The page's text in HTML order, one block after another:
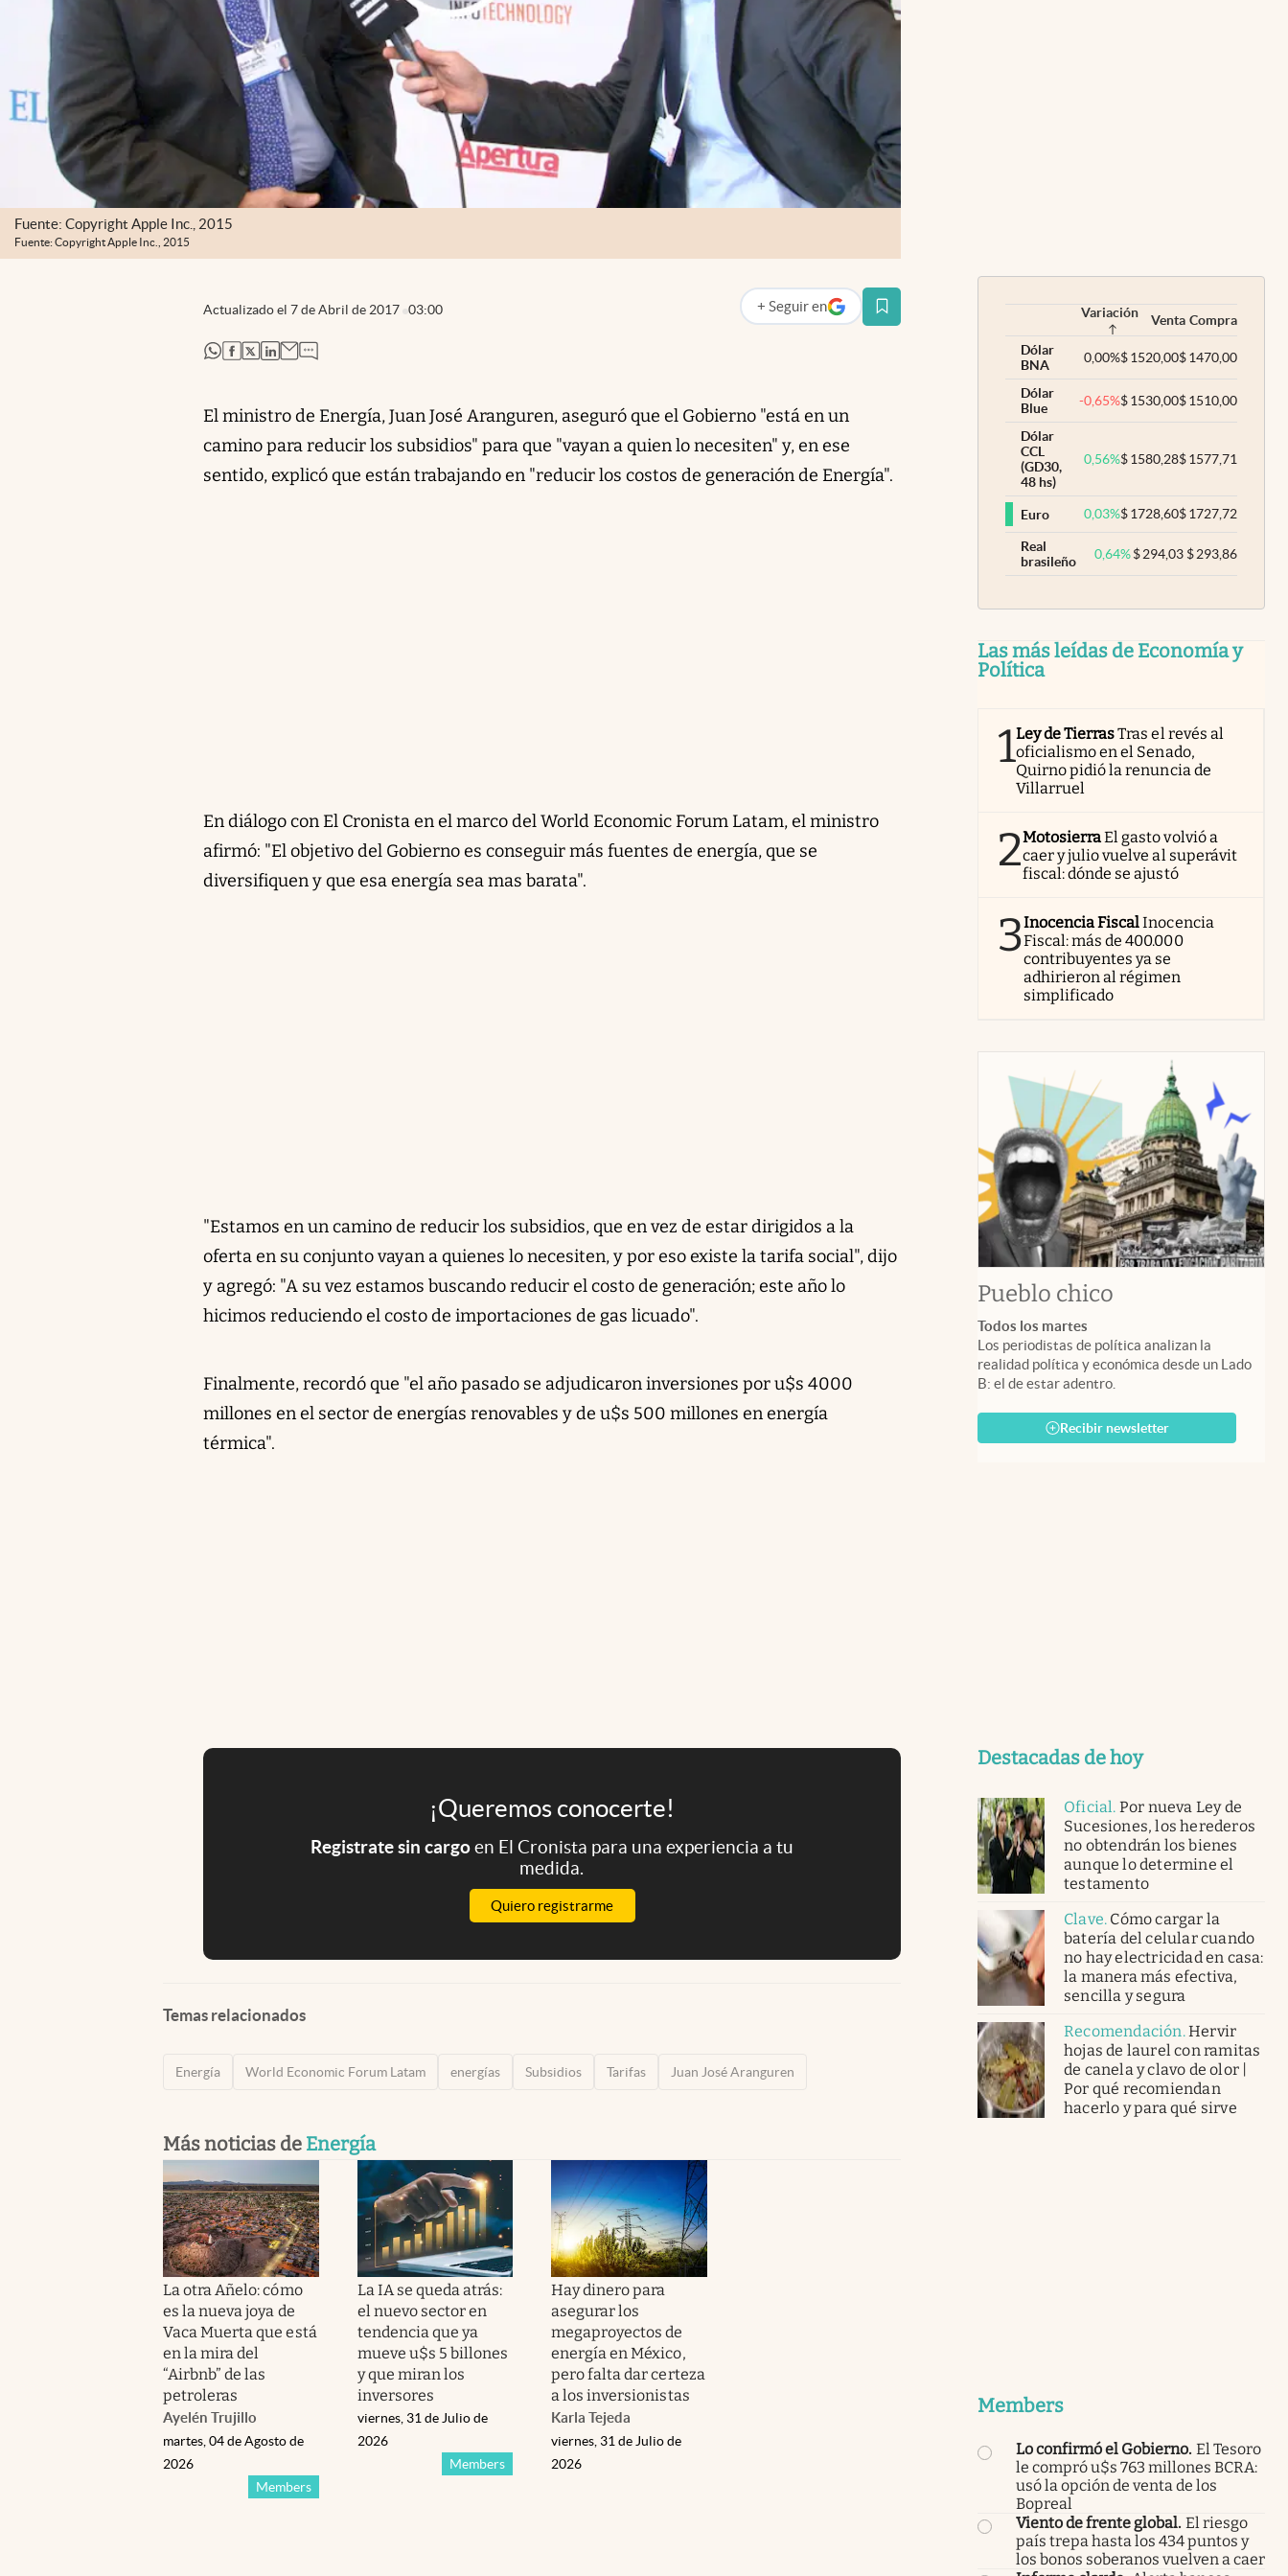
Fuente: Copyright Apple Inc., 2015
Fuente: Copyright Apple Inc., 2015
Actualizado el 7 de Abril de 2017 03:00 + Seguir en
abre en nueva pestaña
abre en nueva pestaña
abre en nueva pestaña
abre en nueva pestaña
abre en nueva pestaña
El ministro de Energía, Juan José Aranguren, aseguró que el Gobierno "está en un
camino para reducir los subsidios" para que "vayan a quien lo necesiten" y, en ese
sentido, explicó que están trabajando en "reducir los costos de generación de Energía".
En diálogo con El Cronista en el marco del World Economic Forum Latam, el ministro
afirmó: "El objetivo del Gobierno es conseguir más fuentes de energía, que se
diversifiquen y que esa energía sea mas barata".
"Estamos en un camino de reducir los subsidios, que en vez de estar dirigidos a la
oferta en su conjunto vayan a quienes lo necesiten, y por eso existe la tarifa social", dijo
y agregó: "A su vez estamos buscando reducir el costo de generación; este año lo
hicimos reduciendo el costo de importaciones de gas licuado".
Finalmente, recordó que "el año pasado se adjudicaron inversiones por u$s 4000
millones en el sector de energías renovables y de u$s 500 millones en energía
térmica".
¡Queremos conocerte!
Registrate sin cargoen El Cronista para una experiencia a tu
medida.
Quiero registrarme
Temas relacionados
Energía World Economic Forum Latam energías Subsidios Tarifas Juan José Aranguren
Más noticias de Energía
La otra Añelo: cómo
es la nueva joya de
Vaca Muerta que está
en la mira del
“Airbnb” de las
petroleras
Ayelén Trujillo
Members
martes, 04 de Agosto de
2026
La IA se queda atrás:
el nuevo sector en
tendencia que ya
mueve u$s 5 billones
y que miran los
inversores
Members
viernes, 31 de Julio de
2026
Hay dinero para
asegurar los
megaproyectos de
energía en México,
pero falta dar certeza
a los inversionistas
Karla Tejeda
viernes, 31 de Julio de
2026
Variación Venta Compra
Dólar
BNA
0,00%$1520,00$1470,00
Dólar
Blue
-0,65%$1530,00$1510,00
Dólar
CCL
(GD30,
48 hs)
0,56%$1580,28$1577,71
Euro 0,03%$1728,60$1727,72
Real
brasileño
0,64% $294,03 $293,86
Las más leídas de Economía y
Política
1Ley de TierrasTras el revés al
oficialismo en el Senado,
Quirno pidió la renuncia de
Villarruel
2MotosierraEl gasto volvió a
caer y julio vuelve al superávit
fiscal: dónde se ajustó
3Inocencia FiscalInocencia
Fiscal: más de 400.000
contribuyentes ya se
adhirieron al régimen
simplificado
Pueblo chico
Todos los martes
Los periodistas de política analizan la
realidad política y económica desde un Lado
B: el de estar adentro.
Recibir newsletter
Destacadas de hoy
Oficial. Por nueva Ley de
Sucesiones, los herederos
no obtendrán los bienes
aunque lo determine el
testamento
Clave. Cómo cargar la
batería del celular cuando
no hay electricidad en casa:
la manera más efectiva,
sencilla y segura
Recomendación.Hervir
hojas de laurel con ramitas
de canela y clavo de olor |
Por qué recomiendan
hacerlo y para qué sirve
Members
Lo confirmó el Gobierno. El Tesoro
le compró u$s 763 millones BCRA:
usó la opción de venta de los
Bopreal
Viento de frente global. El riesgo
país trepa hasta los 434 puntos y
los bonos soberanos vuelven a caer